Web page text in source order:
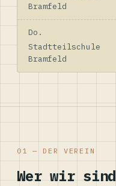
Bramfeld
Do.
Stadtteilschule
Bramfeld
01 — DER VEREIN
Wer wir sind